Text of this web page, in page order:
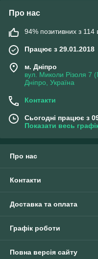
Про нас
94% позитивних з 114
Працює з 29.01.2018
м. Дніпро
вул. Миколи Різоля 7
Дніпро, Україна
Контакти
Сьогодні працює з
Показати весь
Про нас
Контакти
Доставка та оплата
Графік роботи
Повна версія сайту